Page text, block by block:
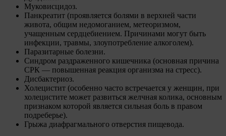
Муковисцидоз.
Панкреатит (проявляется болями в верхней части
живота, общим недомоганием, метеоризмом,
учащенным сердцебиением. Причинами могут быть
инфекции, травмы, злоупотребление алкоголем).
Паразитарные болезни.
Синдром раздраженного кишечника (основная причина
СРК — повышенная реакция организма на стресс).
Дисбактериоз.
Холецистит (особенно часто встречается у женщин, при
холецистите может развиться желчная колика, основным
признаком которой является сильная боль в правом
подреберье).
Грыжа диафрагмального отверстия пищевода.